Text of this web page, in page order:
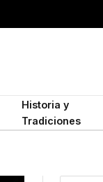
Historia y
Tradiciones